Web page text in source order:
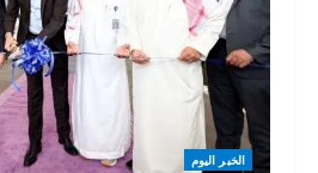
الخبر اليوم